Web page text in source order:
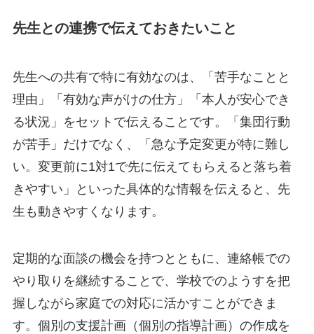
先生との連携で伝えておきたいこと
先生への共有で特に有効なのは、「苦手なことと
理由」「有効な声がけの仕方」「本人が安心でき
る状況」をセットで伝えることです。「集団行動
が苦手」だけでなく、「急な予定変更が特に難し
い。変更前に1対1で先に伝えてもらえると落ち着
きやすい」といった具体的な情報を伝えると、先
生も動きやすくなります。
定期的な面談の機会を持つとともに、連絡帳での
やり取りを継続することで、学校でのようすを把
握しながら家庭での対応に活かすことができま
す。個別の支援計画（個別の指導計画）の作成を